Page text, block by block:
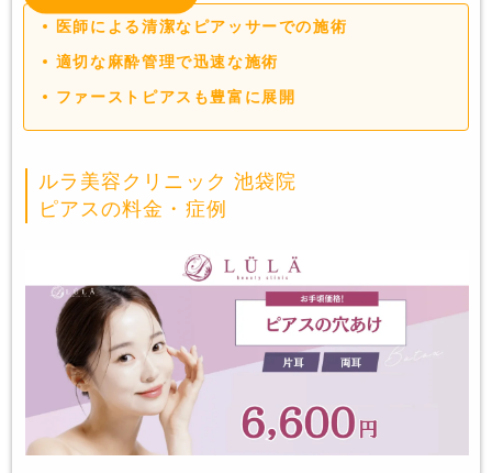
医師による清潔なピアッサーでの施術
適切な麻酔管理で迅速な施術
ファーストピアスも豊富に展開
ルラ美容クリニック 池袋院
ピアスの料金・症例